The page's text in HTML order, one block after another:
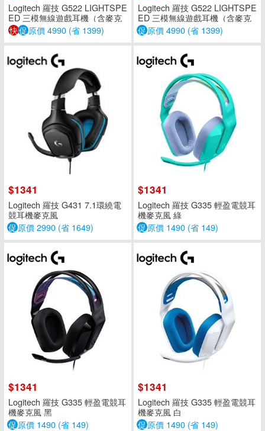
Logitech 羅技 G522 LIGHTSPE
ED 三模無線遊戲耳機（含麥克
風）黑色
快促原價 4990 (省 1399)
Logitech 羅技 G522 LIGHTSPE
ED 三模無線遊戲耳機（含麥克
風）白色
促原價 4990 (省 1399)
$1341
Logitech 羅技 G431 7.1環繞電
競耳機麥克風
促原價 2990 (省 1649)
$1341
Logitech 羅技 G335 輕盈電競耳
機麥克風 綠
促原價 1490 (省 149)
$1341
Logitech 羅技 G335 輕盈電競耳
機麥克風 黑
促原價 1490 (省 149)
$1341
Logitech 羅技 G335 輕盈電競耳
機麥克風 白
促原價 1490 (省 149)